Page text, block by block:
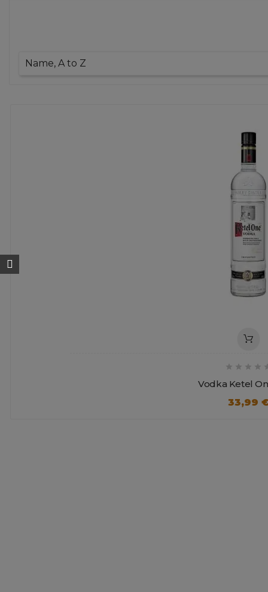
Name, A to Z
   
Vodka Ketel
33,99